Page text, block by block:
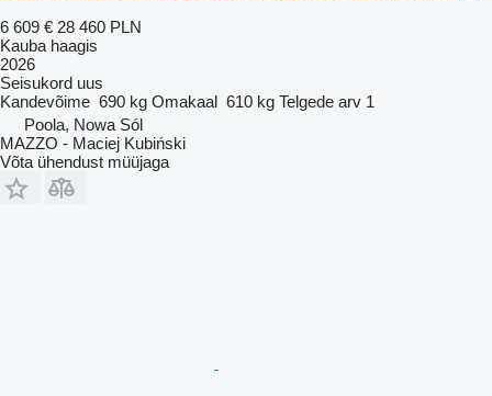
6 609 € 28 460 PLN
Kauba haagis
2026
Seisukord uus
Kandevõime 690 kg Omakaal 610 kg Telgede arv 1
Poola, Nowa Sól
MAZZO - Maciej Kubiński
Võta ühendust müüjaga